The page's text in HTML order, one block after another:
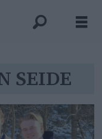
SEIDE